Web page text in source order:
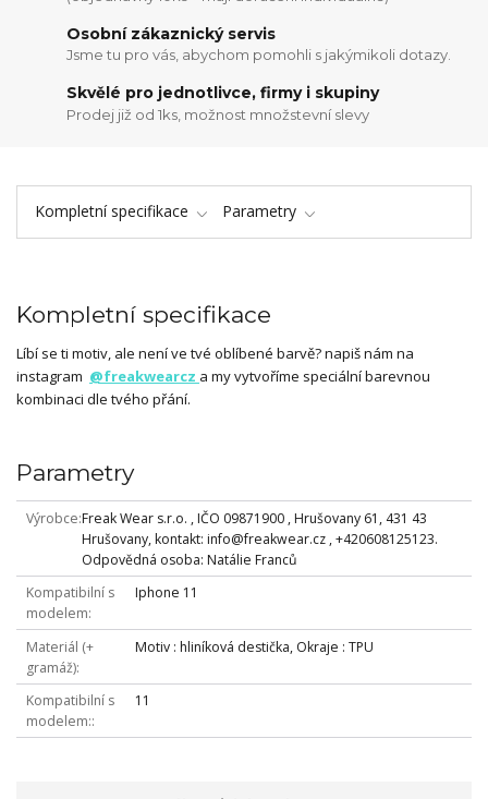
Osobní zákaznický servis
Jsme tu pro vás, abychom pomohli s jakýmikoli dotazy.
Skvělé pro jednotlivce, firmy i skupiny
Prodej již od 1ks, možnost množstevní slevy
Kompletní specifikace Parametry
Kompletní specifikace
Líbí se ti motiv, ale není ve tvé oblíbené barvě? napiš nám na
instagram @freakwearcz a my vytvoříme speciální barevnou
kombinaci dle tvého přání.
Parametry
Výrobce Freak Wear s.r.o. , IČO 09871900 , Hrušovany 61, 431 43
Hrušovany, kontakt: info@freakwear.cz , +420608125123.
Odpovědná osoba: Natálie Franců
Kompatibilní s
modelem
Iphone 11
Materiál (+
gramáž)
Motiv : hliníková destička, Okraje : TPU
Kompatibilní s
modelem:
11